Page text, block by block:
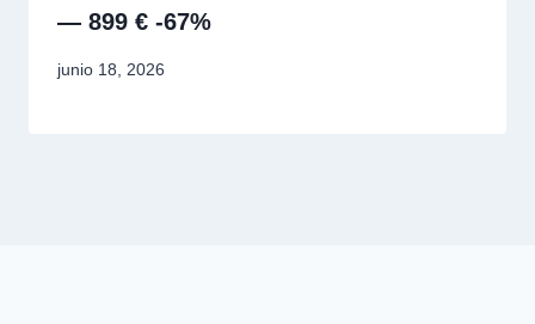
— 899 € -67%
junio 18, 2026